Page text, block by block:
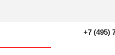
+7 (495)